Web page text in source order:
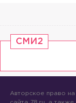
СМИ2
Авторское право